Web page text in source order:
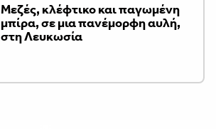
Μεζές, κλέφτικο και παγωμένη
μπίρα, σε μια πανέμορφη αυλή,
στη Λευκωσία